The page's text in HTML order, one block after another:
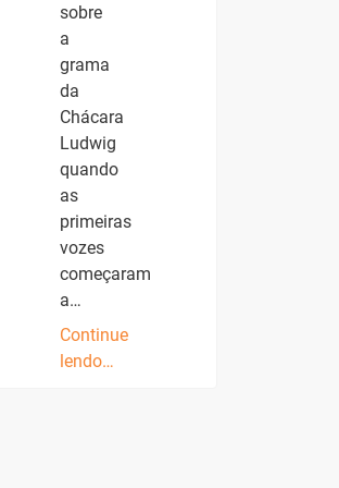
sobre
a
grama
da
Chácara
Ludwig
quando
as
primeiras
vozes
começaram
a…
Continue
lendo…